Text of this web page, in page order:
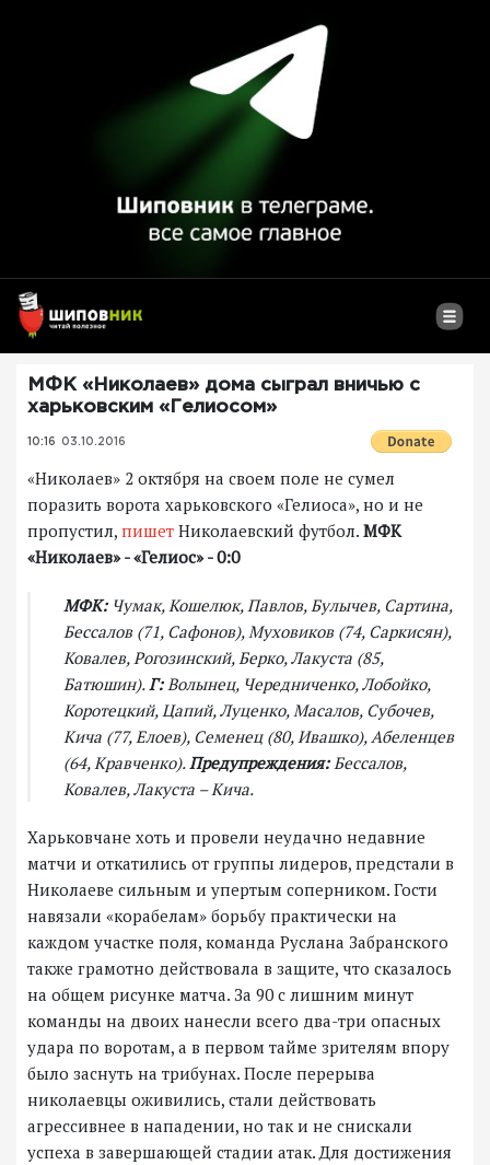
МФК «Николаев» дома сыграл вничью с
харьковским «Гелиосом»
10:16 03.10.2016
«Николаев» 2 октября на своем поле не сумел
поразить ворота харьковского «Гелиоса», но и не
пропустил, пишет Николаевский футбол. МФК
«Николаев» - «Гелиос» - 0:0
МФК:Чумак, Кошелюк, Павлов, Булычев, Сартина,
Бессалов (71, Сафонов), Муховиков (74, Саркисян),
Ковалев, Рогозинский, Берко, Лакуста (85,
Батюшин).Г:Волынец, Чередниченко, Лобойко,
Коротецкий, Цапий, Луценко, Масалов, Субочев,
Кича (77, Елоев), Семенец (80, Ивашко), Абеленцев
(64, Кравченко).Предупреждения:Бессалов,
Ковалев, Лакуста – Кича.
Харьковчане хоть и провели неудачно недавние
матчи и откатились от группы лидеров, предстали в
Николаеве сильным и упертым соперником. Гости
навязали «корабелам» борьбу практически на
каждом участке поля, команда Руслана Забранского
также грамотно действовала в защите, что сказалось
на общем рисунке матча. За 90 с лишним минут
команды на двоих нанесли всего два-три опасных
удара по воротам, а в первом тайме зрителям впору
было заснуть на трибунах. После перерыва
николаевцы оживились, стали действовать
агрессивнее в нападении, но так и не снискали
успеха в завершающей стадии атак. Для достижения